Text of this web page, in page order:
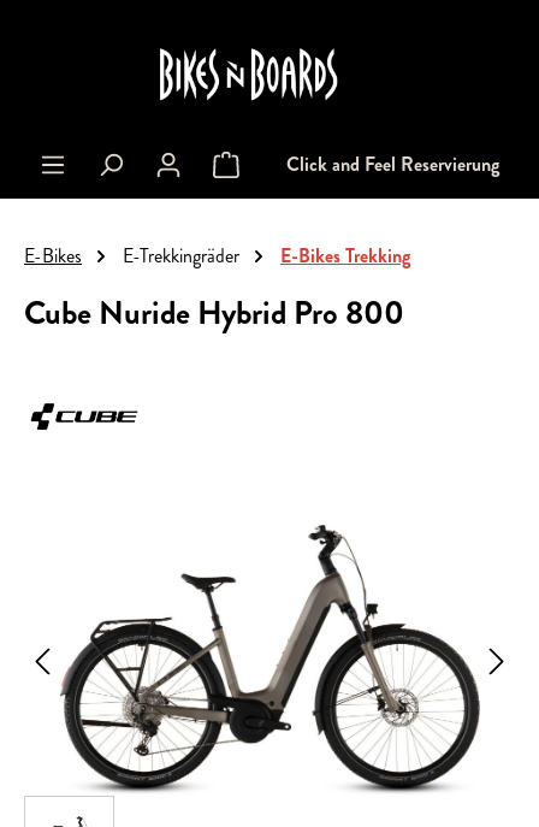
Warenkorb enthält 0 Positionen. Der
Click and Feel Reservierung
E-Bikes E-Trekkingräder E-Bikes Trekking
Cube Nuride Hybrid Pro 800